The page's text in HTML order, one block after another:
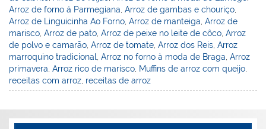
k
l
Arroz de forno á Parmegiana ,Arroz de gambas e chouriço
Arroz de Linguicinha Ao Forno ,Arroz de manteiga ,Arroz de
marisco ,Arroz de pato ,Arroz de peixe no leite de côco ,Arroz
de polvo e camarão ,Arroz de tomate ,Arroz dos Reis ,Arroz
marroquino tradicional ,Arroz no forno à moda de Braga ,Arroz
primavera ,Arroz rico de marisco Muffins de arroz com queijo
receitas com arroz receitas de arroz